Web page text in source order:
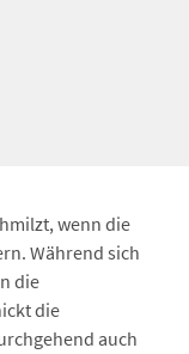
wenn die
Während sich
die
die
auch